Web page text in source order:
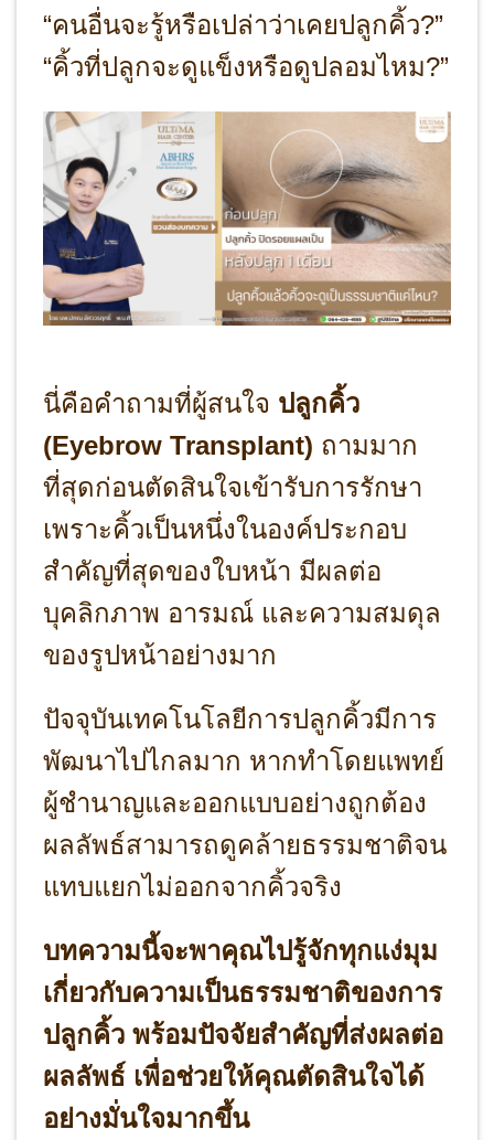
“คนอื่นจะรู้หรือเปล่าว่าเคยปลูกคิ้ว?”
“คิ้วที่ปลูกจะดูแข็งหรือดูปลอมไหม?”
นี่คือคำถามที่ผู้สนใจ ปลูกคิ้ว
(Eyebrow Transplant) ถามมาก
ที่สุดก่อนตัดสินใจเข้ารับการรักษา
เพราะคิ้วเป็นหนึ่งในองค์ประกอบ
สำคัญที่สุดของใบหน้า มีผลต่อ
บุคลิกภาพ อารมณ์ และความสมดุล
ของรูปหน้าอย่างมาก
ปัจจุบันเทคโนโลยีการปลูกคิ้วมีการ
พัฒนาไปไกลมาก หากทำโดยแพทย์
ผู้ชำนาญและออกแบบอย่างถูกต้อง
ผลลัพธ์สามารถดูคล้ายธรรมชาติจน
แทบแยกไม่ออกจากคิ้วจริง
บทความนี้จะพาคุณไปรู้จักทุกแง่มุม
เกี่ยวกับความเป็นธรรมชาติของการ
ปลูกคิ้ว พร้อมปัจจัยสำคัญที่ส่งผลต่อ
ผลลัพธ์ เพื่อช่วยให้คุณตัดสินใจได้
อย่างมั่นใจมากขึ้น